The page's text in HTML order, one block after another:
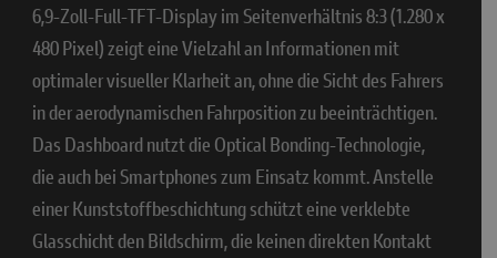
6,9-Zoll-Full-TFT-Display im Seitenverhältnis 8:3 (1.280 x
480 Pixel) zeigt eine Vielzahl an Informationen mit
optimaler visueller Klarheit an, ohne die Sicht des Fahrers
in der aerodynamischen Fahrposition zu beeinträchtigen.
Das Dashboard nutzt die Optical Bonding-Technologie,
die auch bei Smartphones zum Einsatz kommt. Anstelle
einer Kunststoffbeschichtung schützt eine verklebte
Glasschicht den Bildschirm, die keinen direkten Kontakt